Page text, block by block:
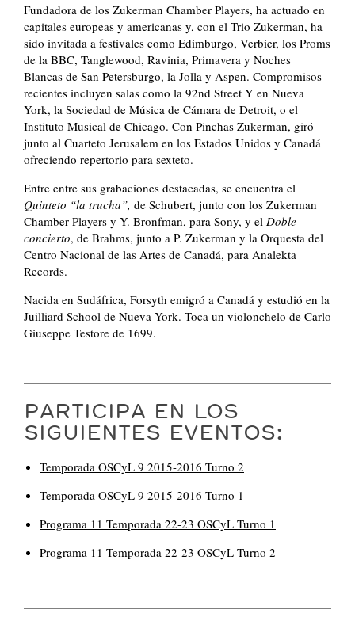
Fundadora de los Zukerman Chamber Players, ha actuado en
capitales europeas y americanas y, con el Trio Zukerman, ha
sido invitada a festivales como Edimburgo, Verbier, los Proms
de la BBC, Tanglewood, Ravinia, Primavera y Noches
Blancas de San Petersburgo, la Jolla y Aspen. Compromisos
recientes incluyen salas como la 92nd Street Y en Nueva
York, la Sociedad de Música de Cámara de Detroit, o el
Instituto Musical de Chicago. Con Pinchas Zukerman, giró
junto al Cuarteto Jerusalem en los Estados Unidos y Canadá
ofreciendo repertorio para sexteto.
Entre entre sus grabaciones destacadas, se encuentra el
Quinteto “la trucha”, de Schubert, junto con los Zukerman
Chamber Players y Y. Bronfman, para Sony, y el Doble
concierto, de Brahms, junto a P. Zukerman y la Orquesta del
Centro Nacional de las Artes de Canadá, para Analekta
Records.
Nacida en Sudáfrica, Forsyth emigró a Canadá y estudió en la
Juilliard School de Nueva York. Toca un violonchelo de Carlo
Giuseppe Testore de 1699.
PARTICIPA EN LOS
SIGUIENTES EVENTOS:
Temporada OSCyL 9 2015-2016 Turno 2
Temporada OSCyL 9 2015-2016 Turno 1
Programa 11 Temporada 22-23 OSCyL Turno 1
Programa 11 Temporada 22-23 OSCyL Turno 2